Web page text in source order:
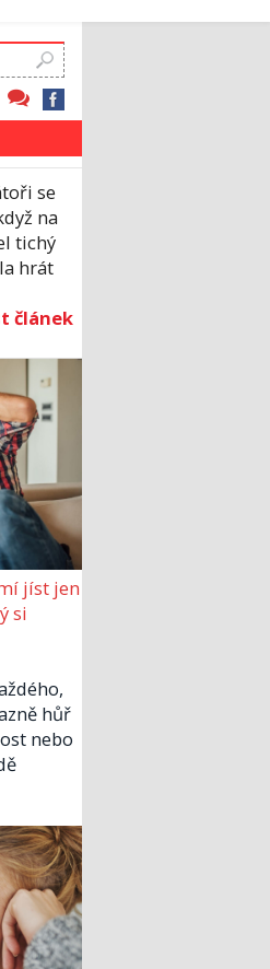
se
na
tichý
hrát
jíst jen
si
hůř
nebo